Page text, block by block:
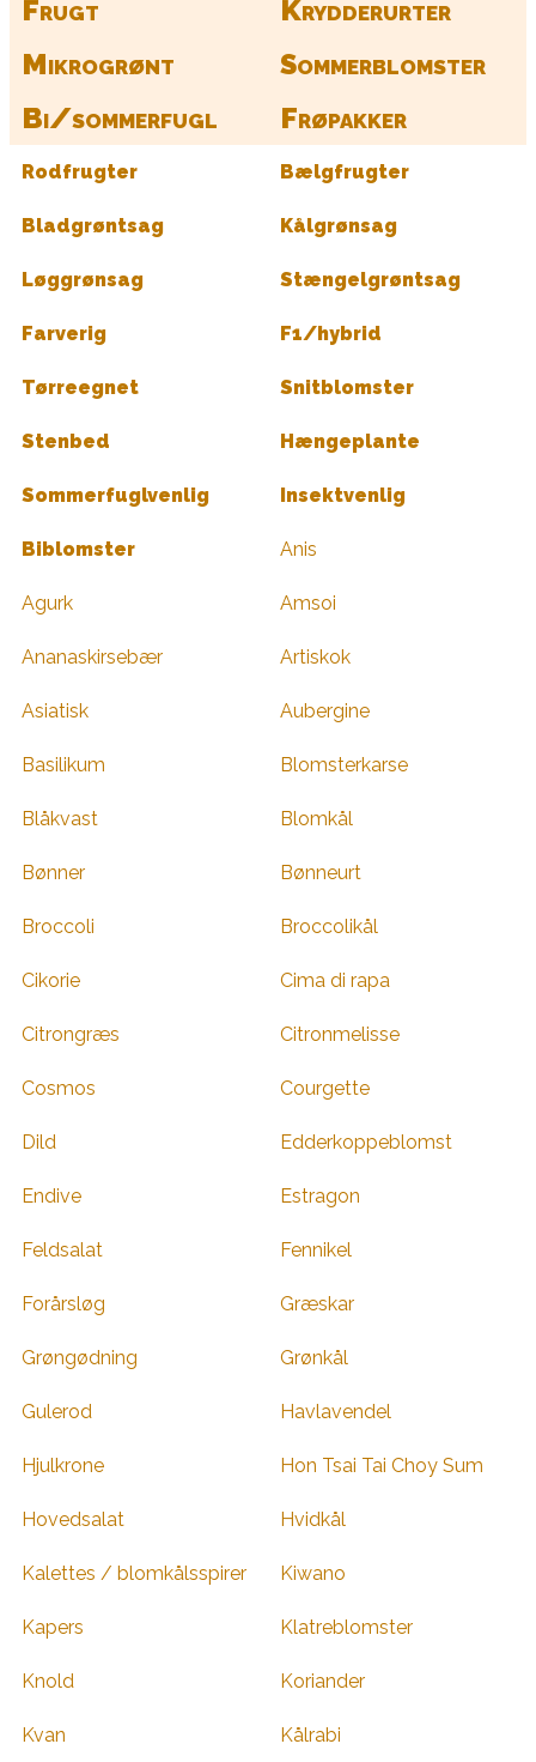
Frugt
Krydderurter
Mikrogrønt
Sommerblomster
Bi/sommerfugl
Frøpakker
Rodfrugter Bælgfrugter
Bladgrøntsag Kålgrønsag
Løggrønsag Stængelgrøntsag
Farverig F1/hybrid
Tørreegnet Snitblomster
Stenbed Hængeplante
Sommerfuglvenlig Insektvenlig
Biblomster Anis
Agurk Amsoi
Ananaskirsebær Artiskok
Asiatisk Aubergine
Basilikum Blomsterkarse
Blåkvast Blomkål
Bønner Bønneurt
Broccoli Broccolikål
Cikorie Cima di rapa
Citrongræs Citronmelisse
Cosmos Courgette
Dild Edderkoppeblomst
Endive Estragon
Feldsalat Fennikel
Forårsløg Græskar
Grøngødning Grønkål
Gulerod Havlavendel
Hjulkrone Hon Tsai Tai Choy Sum
Hovedsalat Hvidkål
Kalettes / blomkålsspirer Kiwano
Kapers Klatreblomster
Knold Koriander
Kvan Kålrabi